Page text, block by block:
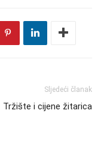
Sljedeći članak
Tržište i cijene žitarica